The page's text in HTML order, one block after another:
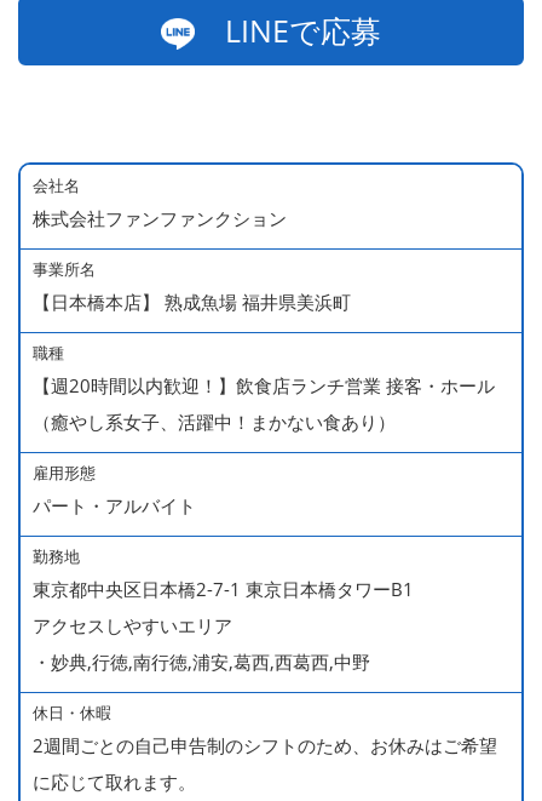
LINEで応募
会社名
株式会社ファンファンクション
事業所名
【日本橋本店】 熟成魚場 福井県美浜町
職種
【週20時間以内歓迎！】飲食店ランチ営業 接客・ホール
（癒やし系女子、活躍中！まかない食あり）
雇用形態
パート・アルバイト
勤務地
東京都中央区日本橋2-7-1 東京日本橋タワーB1
アクセスしやすいエリア
・妙典,行徳,南行徳,浦安,葛西,西葛西,中野
休日・休暇
2週間ごとの自己申告制のシフトのため、お休みはご希望
に応じて取れます。